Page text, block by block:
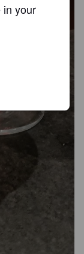
in your